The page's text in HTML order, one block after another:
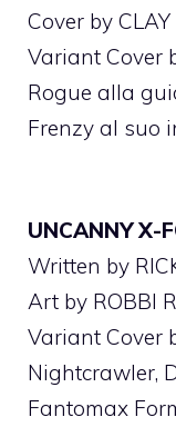
Cover by
Variant Cover
Rogue alla
Frenzy al suo
UNCANNY X-
Written by
Art by ROBBI
Variant Cover
Nightcrawler,
Fantomax